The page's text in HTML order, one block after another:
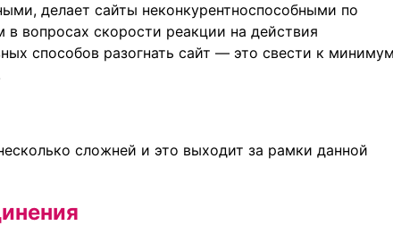
делает сайты неконкурентноспособными по
вопросах скорости реакции на действия
способов разогнать сайт — это свести к минимум
сложней и это выходит за рамки данной